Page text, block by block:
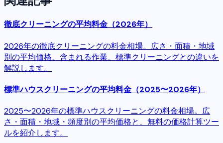
徹底クリーニングの平均料金（2026年）
2026年の徹底クリーニングの料金相場。広さ・面積・地域
別の平均価格、含まれる作業、標準クリーニングとの違いを
解説します。
標準ハウスクリーニングの平均料金（2025〜2026年）
2025〜2026年の標準ハウスクリーニングの料金相場。広
さ・面積・地域・頻度別の平均価格と、無料の価格計算ツー
ルを紹介します。